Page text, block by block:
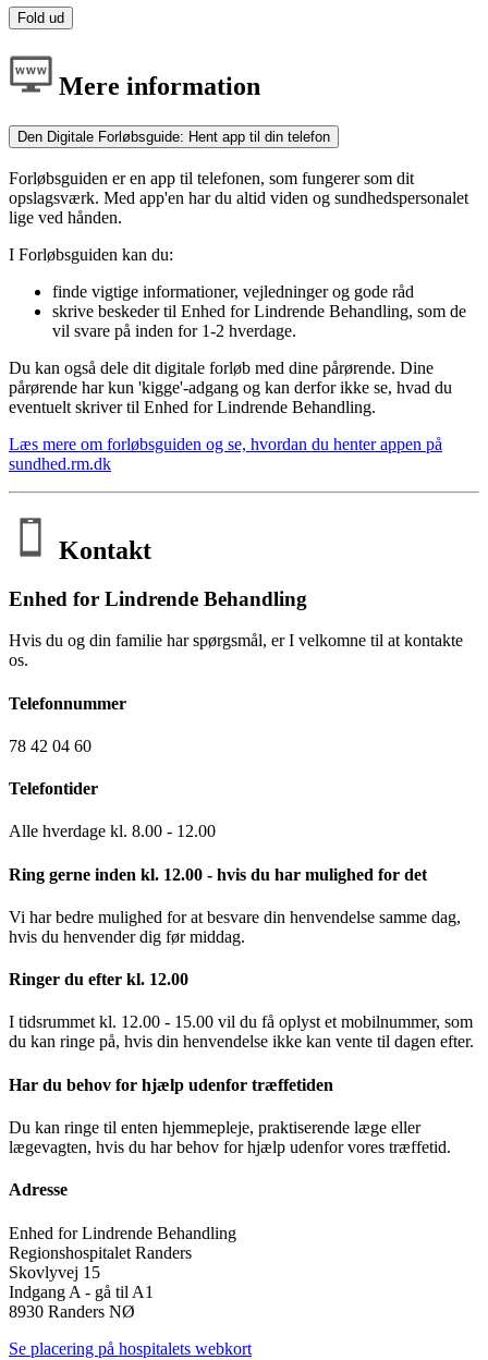
Fold ud
Mere information
Den Digitale Forløbsguide: Hent app til din telefon
Forløbsguiden er en app til telefonen, som fungerer som dit
opslagsværk. Med app'en har du altid viden og sundhedspersonalet
lige ved hånden.
I Forløbsguiden kan du:
finde vigtige informationer, vejledninger og gode råd
skrive beskeder til Enhed for Lindrende Behandling, som de
vil svare på inden for 1-2 hverdage.
Du kan også dele dit digitale forløb med dine pårørende. Dine
pårørende har kun 'kigge'-adgang og kan derfor ikke se, hvad du
eventuelt skriver til Enhed for Lindrende Behandling.
Læs mere om forløbsguiden og se, hvordan du henter appen på
sundhed.rm.dk
Kontakt
Enhed for Lindrende Behandling
Hvis du og din familie har spørgsmål, er I velkomne til at kontakte
os.
Telefonnummer
78 42 04 60
Telefontider
Alle hverdage kl. 8.00 - 12.00
Ring gerne inden kl. 12.00 - hvis du har mulighed for det
Vi har bedre mulighed for at besvare din henvendelse samme dag,
hvis du henvender dig før middag.
Ringer du efter kl. 12.00
I tidsrummet kl. 12.00 - 15.00 vil du få oplyst et mobilnummer, som
du kan ringe på, hvis din henvendelse ikke kan vente til dagen efter.
Har du behov for hjælp udenfor træffetiden
Du kan ringe til enten hjemmepleje, praktiserende læge eller
lægevagten, hvis du har behov for hjælp udenfor vores træffetid.
Adresse
Enhed for Lindrende Behandling
Regionshospitalet Randers
Skovlyvej 15
Indgang A - gå til A1
8930 Randers NØ
Se placering på hospitalets webkort